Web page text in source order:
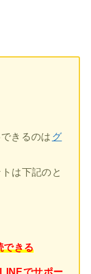
きるのは グ
は下記のと
できる
でサポー